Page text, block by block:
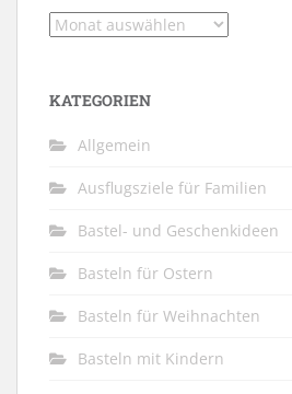
Archiv
KATEGORIEN
Allgemein
Ausflugsziele für Familien
Bastel- und Geschenkideen
Basteln für Ostern
Basteln für Weihnachten
Basteln mit Kindern